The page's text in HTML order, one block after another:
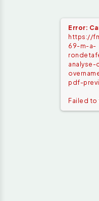
Error:
https://
69-m-a-
pdf-
Failed